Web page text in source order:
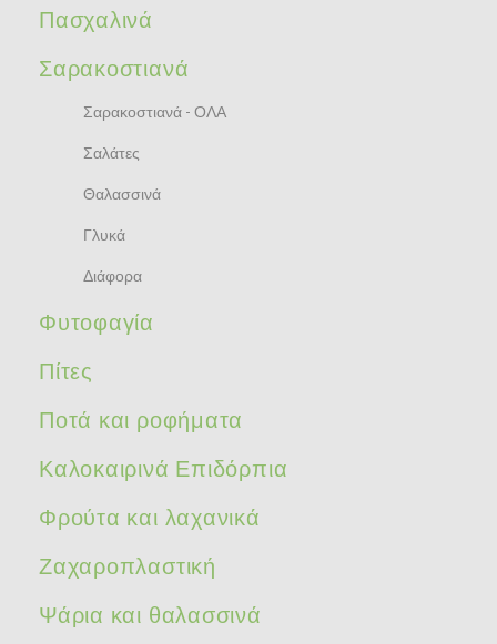
Πασχαλινά
Σαρακοστιανά
Σαρακοστιανά - ΟΛΑ
Σαλάτες
Θαλασσινά
Γλυκά
Διάφορα
Φυτοφαγία
Πίτες
Ποτά και ροφήματα
Καλοκαιρινά Επιδόρπια
Φρούτα και λαχανικά
Ζαχαροπλαστική
Ψάρια και θαλασσινά